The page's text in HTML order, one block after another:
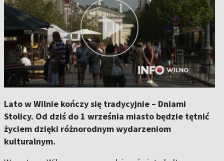
Lato w Wilnie kończy się tradycyjnie – Dniami
Stolicy. Od dziś do 1 września miasto będzie tętnić
życiem dzięki różnorodnym wydarzeniom
kulturalnym.